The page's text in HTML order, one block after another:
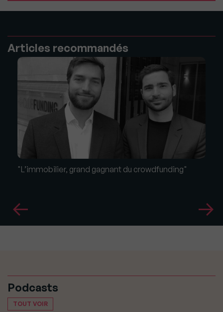
Articles recommandés
"L’immobilier, grand gagnant du crowdfunding"
Podcasts
TOUT VOIR